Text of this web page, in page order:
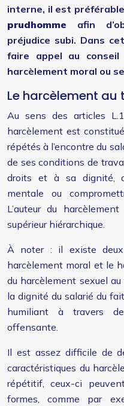
interne, il est
prudhomme afin
préjudice subi. Dans
faire appel au conseil
harcèlement moral ou
Le harcèlement au
Au sens des articles
harcèlement est
répétés à l’encontre du
de ses conditions de
droits et à sa dignité,
mentale ou
L’auteur du
supérieur hiérarchique.
À noter : il existe
harcèlement moral et le
du harcèlement sexuel
la dignité du salarié du
humiliant à travers
offensante.
Il est assez difficile de
caractéristiques du
répétitif, ceux-ci
formes, comme par